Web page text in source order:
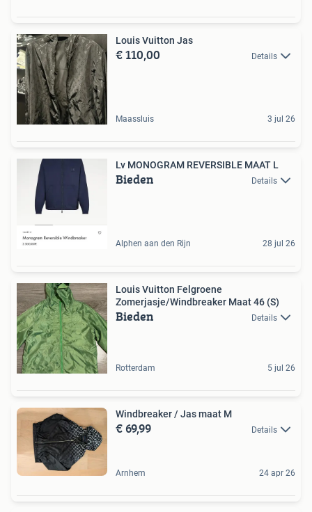
Louis Vuitton Jas
€ 110,00 Details
Maassluis 3 jul 26
Lv MONOGRAM REVERSIBLE MAAT L
Bieden Details
Alphen aan den Rijn 28 jul 26
Louis Vuitton Felgroene
Zomerjasje/Windbreaker Maat 46 (S)
Bieden Details
Rotterdam 5 jul 26
Windbreaker / Jas maat M
€ 69,99 Details
Arnhem 24 apr 26